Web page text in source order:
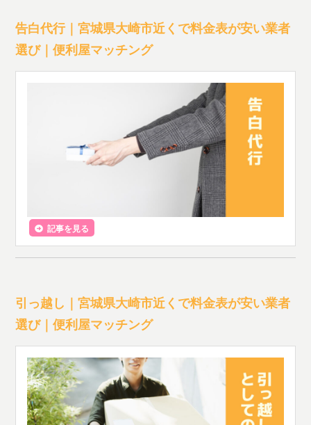
告白代行｜宮城県大崎市近くで料金表が安い業者
選び｜便利屋マッチング
記事を見る
引っ越し｜宮城県大崎市近くで料金表が安い業者
選び｜便利屋マッチング